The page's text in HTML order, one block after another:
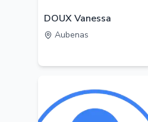
DOUX Vanessa
Aubenas